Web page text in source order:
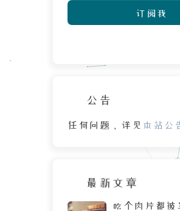
订阅我
公告
任何问题，详见 本站公
最新文章
吃个肉片都被